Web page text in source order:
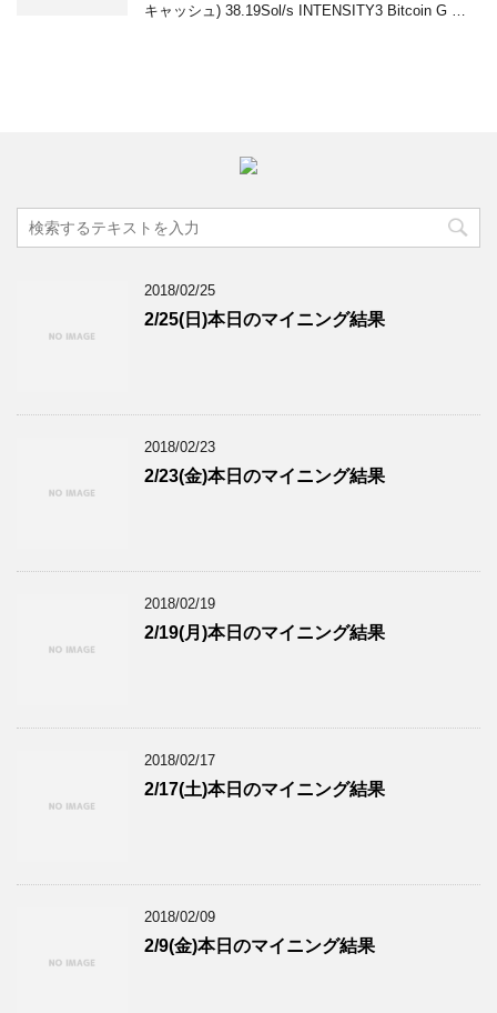
キャッシュ) 38.19Sol/s INTENSITY3 Bitcoin G …
2018/02/25
2/25(日)本日のマイニング結果
2018/02/23
2/23(金)本日のマイニング結果
2018/02/19
2/19(月)本日のマイニング結果
2018/02/17
2/17(土)本日のマイニング結果
2018/02/09
2/9(金)本日のマイニング結果